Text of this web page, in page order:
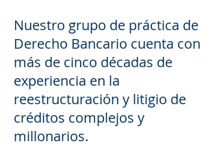
Nuestro grupo de práctica de
Derecho Bancario cuenta con
más de cinco décadas de
experiencia en la
reestructuración y litigio de
créditos complejos y
millonarios.